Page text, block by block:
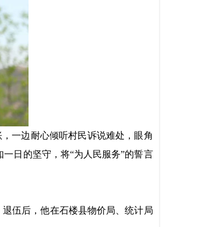
一边耐心倾听村民诉说难处，眼角
一日的坚守，将“为人民服务”的誓言
退伍后，他在石楼县物价局、统计局